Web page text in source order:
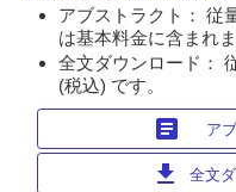
アブストラクト： 従
は基本料金に含まれま
全文ダウンロード：
(税込) です。
article ア
download 全文